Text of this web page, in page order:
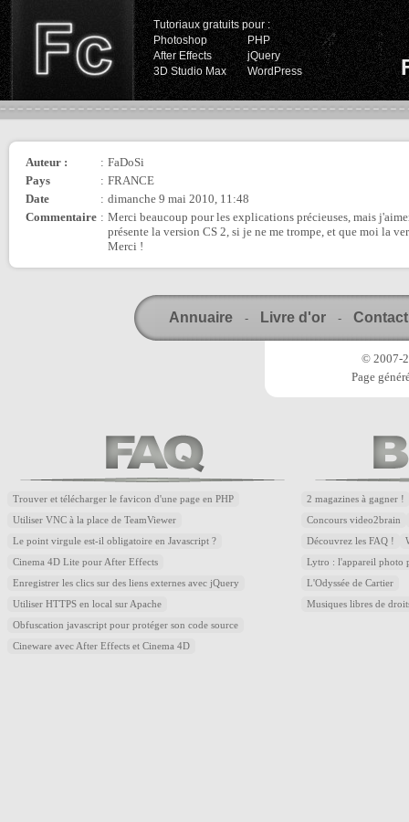
Tutoriaux gratuits pour :
Photoshop
PHP
After Effects
jQuery
3D Studio Max
WordPress
Auteur : : FaDoSi
Pays
: FRANCE
Date
: dimanche 9 mai 2010, 11:48
Commentaire : Merci beaucoup pour les explications précieuses, mais
présente la version CS 2, si je ne me trompe, et que moi la
Merci !
Annuaire - Livre d'or - Contact
© 2007-
Page
Trouver et télécharger le favicon d'une page en PHP
Utiliser VNC à la place de TeamViewer
Le point virgule est-il obligatoire en Javascript ?
Cinema 4D Lite pour After Effects
Enregistrer les clics sur des liens externes avec jQuery
Utiliser HTTPS en local sur Apache
Obfuscation javascript pour protéger son code source
Cineware avec After Effects et Cinema 4D
2 magazines à gagner !
Concours video2brain
Découvrez les FAQ !
Lytro : l'appareil photo
L'Odyssée de Cartier
Musiques libres de